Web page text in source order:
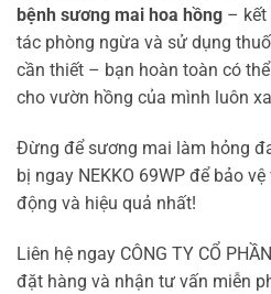
bệnh sương mai hoa hồng – kết
tác phòng ngừa và sử dụng
cần thiết – bạn hoàn toàn có
cho vườn hồng của mình luôn
Đừng để sương mai làm hỏng
bị ngay NEKKO 69WP để bảo
động và hiệu quả nhất!
Liên hệ ngay CÔNG TY CỔ
đặt hàng và nhận tư vấn miễn